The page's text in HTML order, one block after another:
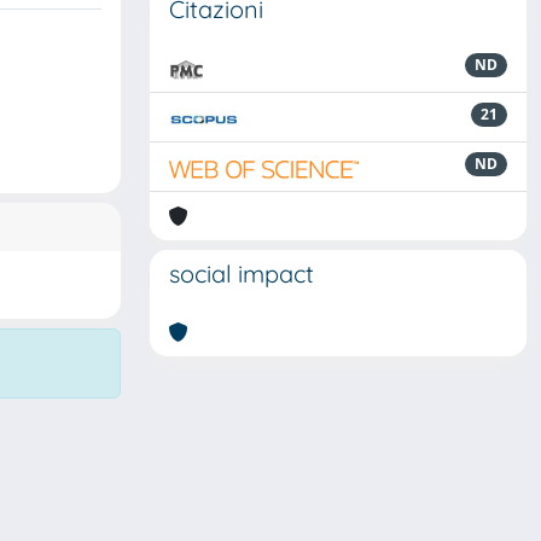
Citazioni
ND
21
ND
social impact